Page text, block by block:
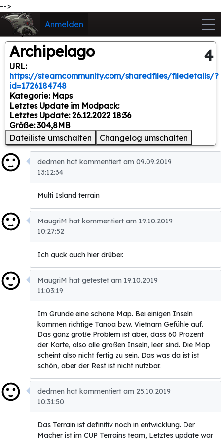
-->
Anmelden
Archipelago
URL:
https://steamcommunity.com/sharedfiles/filedetails/?
id=1726184748
Kategorie: Maps
Letztes Update im Modpack:
Letztes Update: 26.12.2022 18:36
Größe: 304,8MB
4
Dateiliste umschalten Changelog umschalten
dedmen hat kommentiert am 09.09.2019
13:12:34
Multi Island terrain
MaugriM hat kommentiert am 19.10.2019
10:27:52
Ich guck auch hier drüber.
MaugriM hat getestet am 19.10.2019
11:03:19
Im Grunde eine schöne Map. Bei einigen Inseln
kommen richtige Tanoa bzw. Vietnam Gefühle auf.
Das ganz große Problem ist aber, dass 60 Prozent
der Karte, also alle großen Inseln, leer sind. Die Map
scheint also nicht fertig zu sein. Das was da ist ist
schön, aber der Rest ist nicht nutzbar.
dedmen hat kommentiert am 25.10.2019
10:31:50
Das Terrain ist definitiv noch in entwicklung. Der
Macher ist im CUP Terrains team, Letztes update war